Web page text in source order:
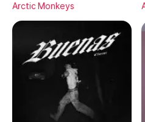
Arctic Monkeys